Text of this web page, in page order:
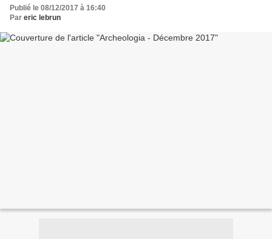
Publié le 08/12/2017 à 16:40
Par eric lebrun